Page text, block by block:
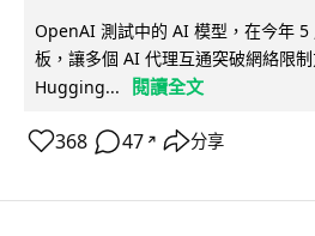
OpenAI 測試中的 AI 模型，在今年 5
板，讓多個 AI 代理互通突破網絡限
Hugging...
閱讀全文
368 47 ↗ 分享